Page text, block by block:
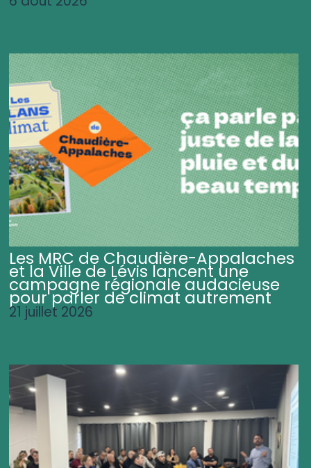
Les MRC de Chaudière-Appalaches
et la Ville de Lévis lancent une
campagne régionale audacieuse
pour parler de climat autrement
21 juillet 2026